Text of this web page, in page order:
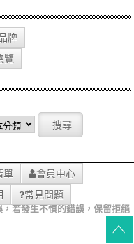
牌
覽
單
會員中心
常見問題
若發生不慎的錯誤，保留拒絕